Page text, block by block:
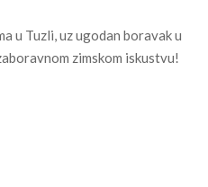
u Tuzli, uz ugodan boravak u
zimskom iskustvu!